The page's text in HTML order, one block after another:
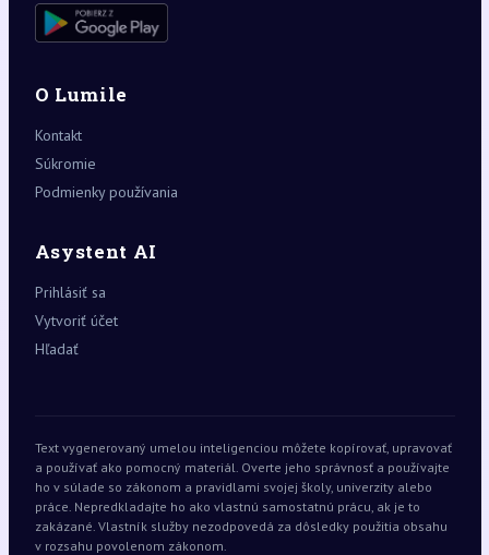
O Lumile
Kontakt
Súkromie
Podmienky používania
Asystent AI
Prihlásiť sa
Vytvoriť účet
Hľadať
Text vygenerovaný umelou inteligenciou môžete kopírovať, upravovať
a používať ako pomocný materiál. Overte jeho správnosť a používajte
ho v súlade so zákonom a pravidlami svojej školy, univerzity alebo
práce. Nepredkladajte ho ako vlastnú samostatnú prácu, ak je to
zakázané. Vlastník služby nezodpovedá za dôsledky použitia obsahu
v rozsahu povolenom zákonom.